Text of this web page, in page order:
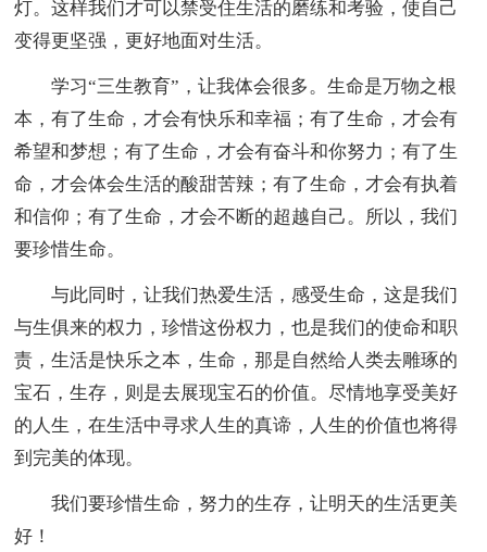
灯。这样我们才可以禁受住生活的磨练和考验，使自己
变得更坚强，更好地面对生活。
学习“三生教育”，让我体会很多。生命是万物之根
本，有了生命，才会有快乐和幸福；有了生命，才会有
希望和梦想；有了生命，才会有奋斗和你努力；有了生
命，才会体会生活的酸甜苦辣；有了生命，才会有执着
和信仰；有了生命，才会不断的超越自己。所以，我们
要珍惜生命。
与此同时，让我们热爱生活，感受生命，这是我们
与生俱来的权力，珍惜这份权力，也是我们的使命和职
责，生活是快乐之本，生命，那是自然给人类去雕琢的
宝石，生存，则是去展现宝石的价值。尽情地享受美好
的人生，在生活中寻求人生的真谛，人生的价值也将得
到完美的体现。
我们要珍惜生命，努力的生存，让明天的生活更美
好！